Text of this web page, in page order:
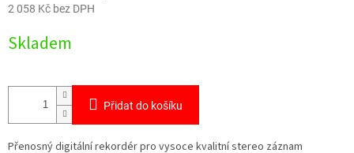
2 058 Kč bez DPH
cena:
Skladem
Přidat do košíku
Přenosný digitální rekordér pro vysoce kvalitní stereo záznam